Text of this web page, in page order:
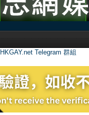
HKGAY.net Telegram 群組